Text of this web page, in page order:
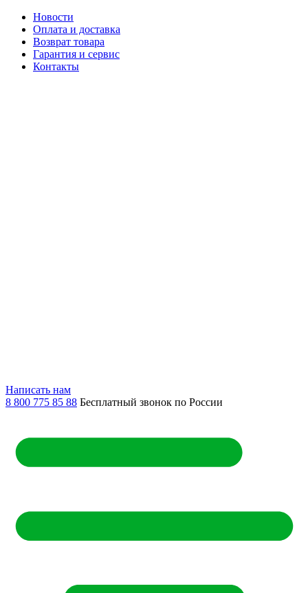
Новости
Оплата и доставка
Возврат товара
Гарантия и сервис
Контакты
Написать нам
8 800 775 85 88 Бесплатный звонок по России